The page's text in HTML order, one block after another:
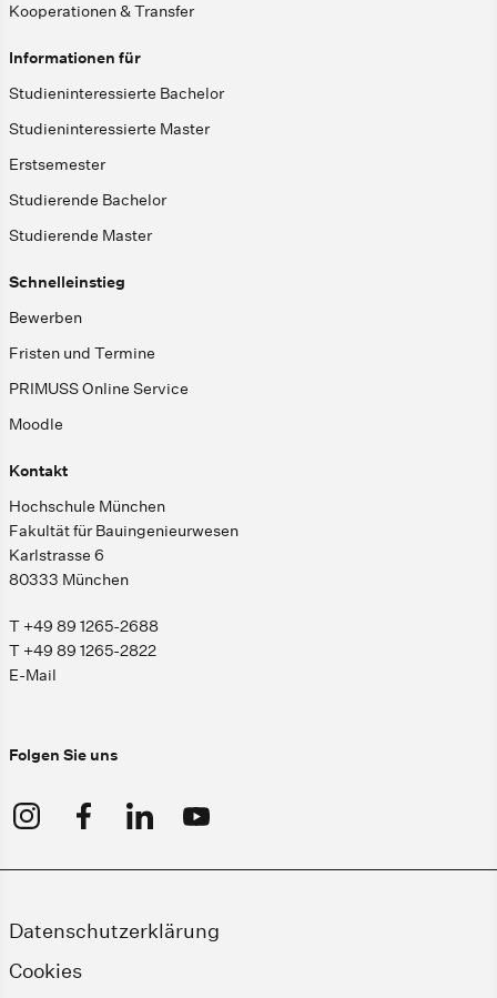
Kooperationen & Transfer
Informationen für
Studieninteressierte Bachelor
Studieninteressierte Master
Erstsemester
Studierende Bachelor
Studierende Master
Schnelleinstieg
Bewerben
Fristen und Termine
PRIMUSS Online Service
Moodle
Kontakt
Hochschule München
Fakultät für Bauingenieurwesen
Karlstrasse 6
80333 München
T +49 89 1265-2688
T +49 89 1265-2822
E-Mail
Folgen Sie uns
Datenschutzerklärung
Cookies